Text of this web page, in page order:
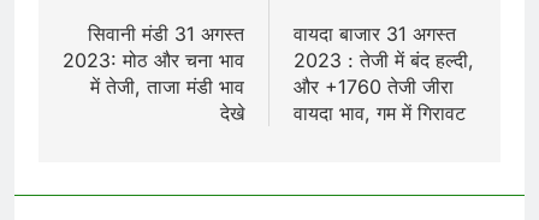
navigation
सिवानी मंडी 31 अगस्त
2023: मोठ और चना भाव
में तेजी, ताजा मंडी भाव
देखे
वायदा बाजार 31 अगस्त
2023 : तेजी में बंद हल्दी,
और +1760 तेजी जीरा
वायदा भाव, गम में गिरावट